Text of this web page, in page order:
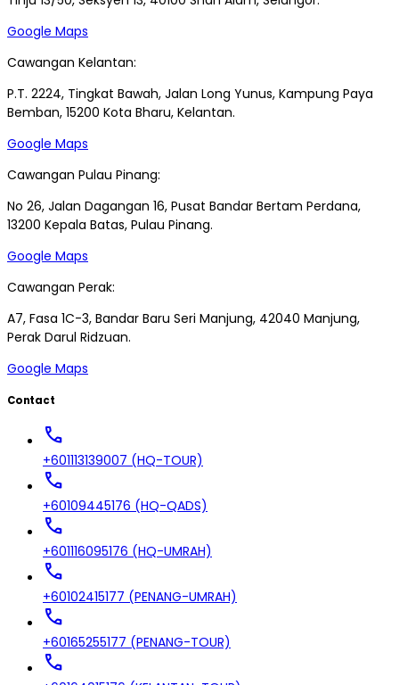
Google Maps
Cawangan Kelantan:
P.T. 2224, Tingkat Bawah, Jalan Long Yunus, Kampung Paya
Bemban, 15200 Kota Bharu, Kelantan.
Google Maps
Cawangan Pulau Pinang:
No 26, Jalan Dagangan 16, Pusat Bandar Bertam Perdana,
13200 Kepala Batas, Pulau Pinang.
Google Maps
Cawangan Perak:
A7, Fasa 1C-3, Bandar Baru Seri Manjung, 42040 Manjung,
Perak Darul Ridzuan.
Google Maps
Contact
call
+601113139007 (HQ-TOUR)
call
+60109445176 (HQ-QADS)
call
+601116095176 (HQ-UMRAH)
call
+60102415177 (PENANG-UMRAH)
call
+60165255177 (PENANG-TOUR)
call